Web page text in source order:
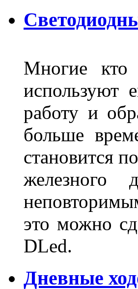
Многие кто
используют
работу и
больше
становится
железного
это можно
DLed.
Дневные